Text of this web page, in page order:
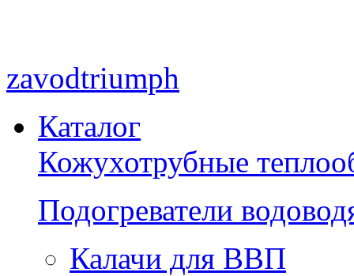
zavodtriumph
Каталог
Кожухотрубные
Подогреватели
Калачи для ВВП